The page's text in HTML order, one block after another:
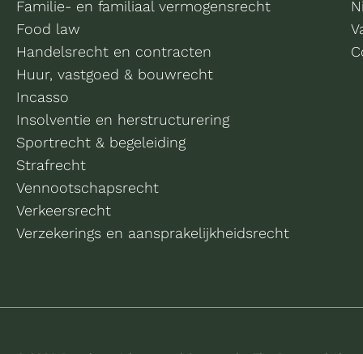
Familie- en familiaal vermogensrecht
Food law
Handelsrecht en contracten
Huur, vastgoed & bouwrecht
Incasso
Insolventie en herstructurering
Sportrecht & begeleiding
Strafrecht
Vennootschapsrecht
Verkeersrecht
Verzekerings en aansprakelijkheidsrecht